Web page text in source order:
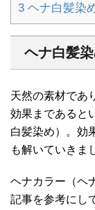
3 ヘナ白髪染
ヘナ白髪
天然の素材であ
効果まであると
白髪染め）。効
も解いていきま
ヘナカラー（ヘ
記事を参考にし